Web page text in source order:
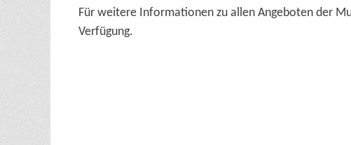
Für weitere Informationen zu allen Angeboten der
Verfügung.